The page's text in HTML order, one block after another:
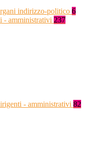
indirizzo-politico 6
- amministrativi 237
- amministrativi 82